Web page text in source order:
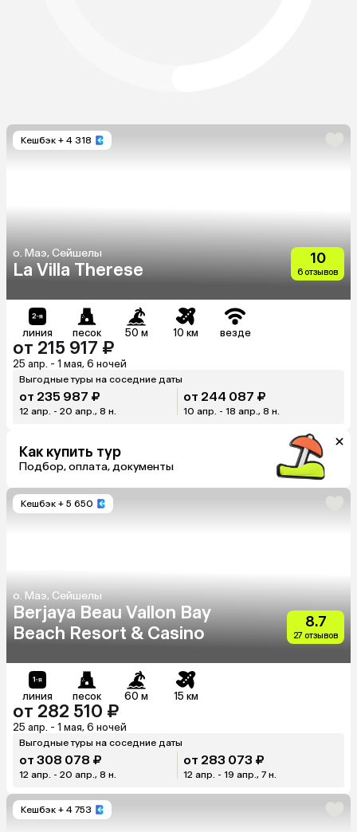
Кешбэк + 4 318
о. Маэ, Сейшелы
La Villa Therese
10
6 отзывов
линия песок 50 м 10 км везде
от 215 917 ₽
25 апр. - 1 мая, 6 ночей
Выгодные туры на соседние даты
от 235 987 ₽
12 апр. - 20 апр., 8 н.
от 244 087 ₽
10 апр. - 18 апр., 8 н.
Как купить тур
Подбор, оплата, документы
Кешбэк + 5 650
о. Маэ, Сейшелы
Berjaya Beau Vallon Bay
Beach Resort & Casino
8.7
27 отзывов
линия песок 60 м 15 км
от 282 510 ₽
25 апр. - 1 мая, 6 ночей
Выгодные туры на соседние даты
от 308 078 ₽
12 апр. - 20 апр., 8 н.
от 283 073 ₽
12 апр. - 19 апр., 7 н.
Кешбэк + 4 753